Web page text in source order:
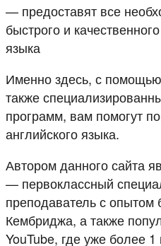
— предоставят все
быстрого и
языка
Именно здесь, с
также
программ, вам помогут
английского языка.
Автором данного сайта
— первоклассный
преподаватель с опытом
Кембриджа, а также
YouTube, где уже более